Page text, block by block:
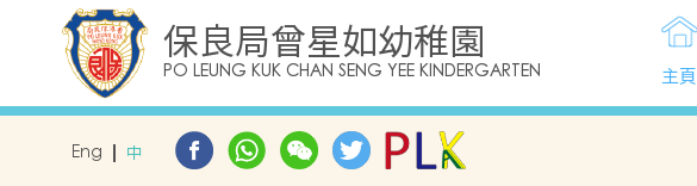
保良局曾星如幼稚園
PO LEUNG KUK CHAN SENG YEE KINDERGARTEN 主頁
Eng 中